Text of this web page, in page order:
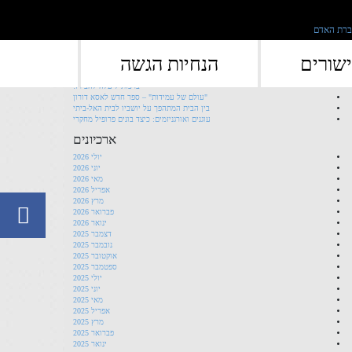
הנחיות הגשהפוסטים אחרונים
ברכות ליעלה להב רז!
"עולם של עמידות" – ספר חדש לאסא דורון
בין הבית המתהפך על יושביו לבית האל-ביתי
עוגנים ואורגניזמים: כיצד בונים פרופיל מחקרי
ארכיונים
יולי 2026
יוני 2026
מאי 2026
אפריל 2026
מרץ 2026
פברואר 2026
ינואר 2026
דצמבר 2025
נובמבר 2025
אוקטובר 2025
ספטמבר 2025
יולי 2025
יוני 2025
מאי 2025
אפריל 2025
מרץ 2025
פברואר 2025
ינואר 2025